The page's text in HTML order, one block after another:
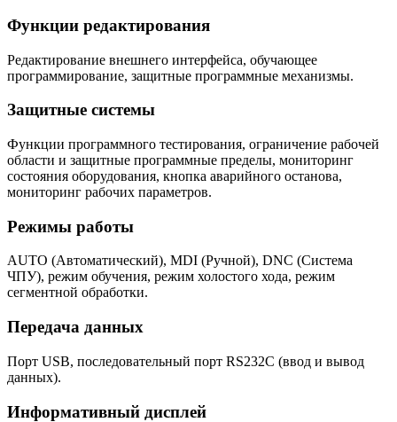
Функции редактирования
Редактирование внешнего интерфейса, обучающее
программирование, защитные программные механизмы.
Защитные системы
Функции программного тестирования, ограничение рабочей
области и защитные программные пределы, мониторинг
состояния оборудования, кнопка аварийного останова,
мониторинг рабочих параметров.
Режимы работы
AUTO (Автоматический), MDI (Ручной), DNC (Система
ЧПУ), режим обучения, режим холостого хода, режим
сегментной обработки.
Передача данных
Порт USB, последовательный порт RS232C (ввод и вывод
данных).
Информативный дисплей